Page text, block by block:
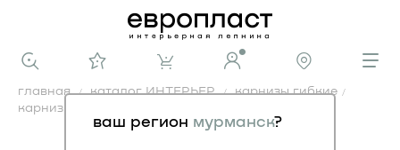
ваш регион мурманск?
главная каталог ИНТЕРЬЕР
карнизы гибкие
карниз 1.50.249 гибкий
карниз 1.50.249 гибкий